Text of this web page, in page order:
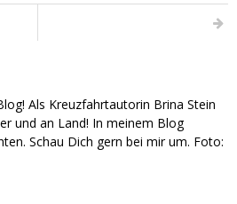
Als Kreuzfahrtautorin Brina Stein
und an Land! In meinem Blog
Schau Dich gern bei mir um. Foto: